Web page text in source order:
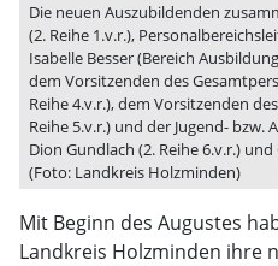
Die neuen Auszubildenden
(2. Reihe 1.v.r.),
Isabelle Besser (Bereich
dem Vorsitzenden des
Reihe 4.v.r.), dem Vorsitzenden
Reihe 5.v.r.) und der Jugend-
Dion Gundlach (2. Reihe 6.v.r.)
(Foto: Landkreis Holzminden)
Mit Beginn des Augustes
Landkreis Holzminden ihre